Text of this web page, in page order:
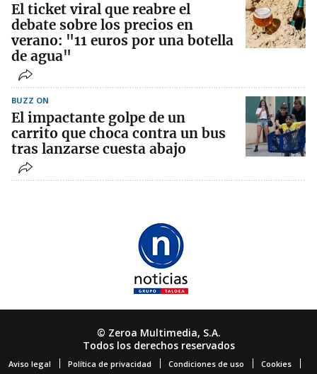
El ticket viral que reabre el
debate sobre los precios en
verano: "11 euros por una botella
de agua"
BUZZ ON
El impactante golpe de un
carrito que choca contra un bus
tras lanzarse cuesta abajo
© Zeroa Multimedia, S.A.
Todos los derechos reservados
Aviso legal Política de privacidad Condiciones de uso Cookies